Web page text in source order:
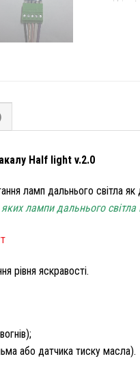
Half light v.2.0
ламп дальнього світла
яких лампи дальнього
рівня яскравості.
або датчика тиску масла).